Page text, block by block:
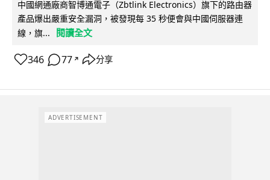
中國網通廠商智博通電子（Zbtlink Electronics）旗下的路由器
產品爆出嚴重安全漏洞，被發現每 35 秒便會與中國伺服器連
線，旗...
閱讀全文
346 77 ↗ 分享
ADVERTISEMENT